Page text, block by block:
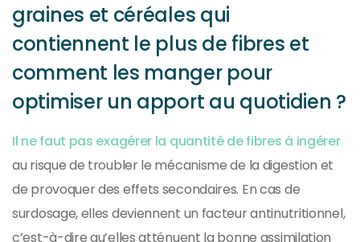
graines et céréales qui
contiennent le plus de fibres et
comment les manger pour
optimiser un apport au quotidien ?
Il ne faut pas exagérer la quantité de fibres à ingérer
au risque de troubler le mécanisme de la digestion et
de provoquer des effets secondaires. En cas de
surdosage, elles deviennent un facteur antinutritionnel,
c’est-à-dire qu’elles atténuent la bonne assimilation